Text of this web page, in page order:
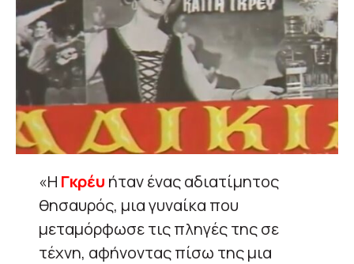
«Η Γκρέυ ήταν ένας αδιατίμητος
θησαυρός, μια γυναίκα που
μεταμόρφωσε τις πληγές της σε
τέχνη, αφήνοντας πίσω της μια